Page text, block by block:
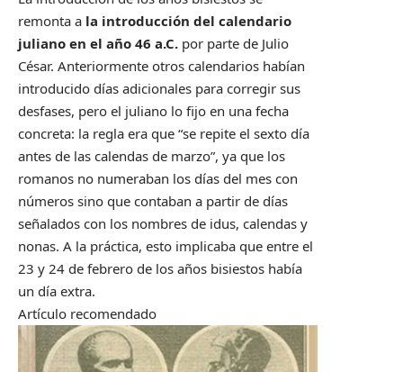
remonta a la introducción del calendario
juliano en el año 46 a.C. por parte de Julio
César. Anteriormente otros calendarios habían
introducido días adicionales para corregir sus
desfases, pero el juliano lo fijo en una fecha
concreta: la regla era que “se repite el sexto día
antes de las calendas de marzo”, ya que los
romanos no numeraban los días del mes con
números sino que contaban a partir de días
señalados con los nombres de idus, calendas y
nonas. A la práctica, esto implicaba que entre el
23 y 24 de febrero de los años bisiestos había
un día extra.
Artículo recomendado